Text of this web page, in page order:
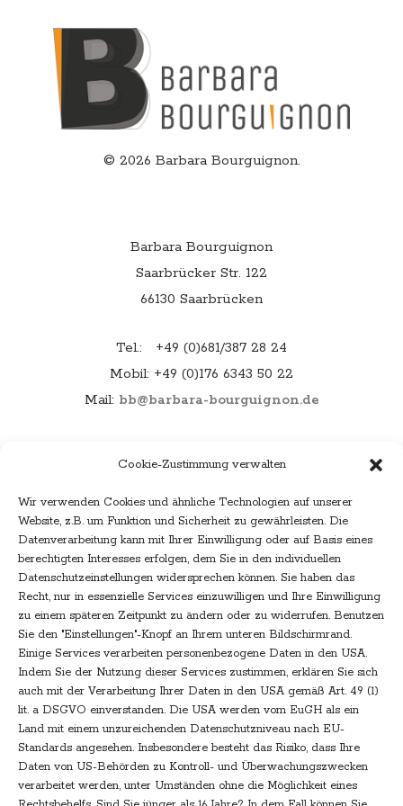
Cookie-Zustimmung verwalten
Wir verwenden Cookies und ähnliche Technologien auf unserer
Website, z.B. um Funktion und Sicherheit zu gewährleisten. Die
Datenverarbeitung kann mit Ihrer Einwilligung oder auf Basis eines
berechtigten Interesses erfolgen, dem Sie in den individuellen
Datenschutzeinstellungen widersprechen können. Sie haben das
Recht, nur in essenzielle Services einzuwilligen und Ihre Einwilligung
zu einem späteren Zeitpunkt zu ändern oder zu widerrufen. Benutzen
Sie den "Einstellungen"-Knopf an Ihrem unteren Bildschirmrand.
Einige Services verarbeiten personenbezogene Daten in den USA.
Indem Sie der Nutzung dieser Services zustimmen, erklären Sie sich
auch mit der Verarbeitung Ihrer Daten in den USA gemäß Art. 49 (1)
lit. a DSGVO einverstanden. Die USA werden vom EuGH als ein
Land mit einem unzureichenden Datenschutzniveau nach EU-
Standards angesehen. Insbesondere besteht das Risiko, dass Ihre
Daten von US-Behörden zu Kontroll- und Überwachungszwecken
verarbeitet werden, unter Umständen ohne die Möglichkeit eines
© 2026 Barbara Bourguignon.
Barbara Bourguignon
Saarbrücker Str. 122
66130 Saarbrücken
Tel.: +49 (0)681/387 28 24
Mobil: +49 (0)176 6343 50 22
Mail: bb@barbara-bourguignon.de
Menu
Leistungen
Konzipieren
Texten
Managen
Text-Expertin
Referenzen
Feedback
Kund:innen
Kontakt
Social